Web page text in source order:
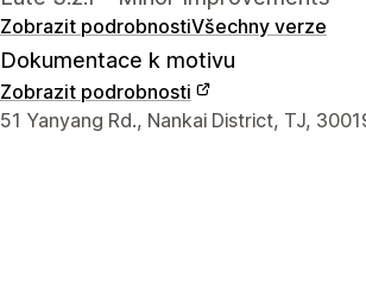
Zobrazit podrobnostiVšechny verze
Dokumentace k motivu
Zobrazit podrobnosti
Kontaktní údaje designéra
51 Yanyang Rd., Nankai District, TJ,